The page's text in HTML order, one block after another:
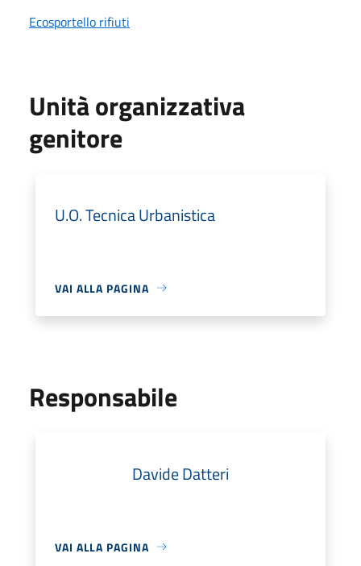
Ecosportello rifiuti
Unità organizzativa
genitore
U.O. Tecnica Urbanistica
VAI ALLA PAGINA
Responsabile
Davide Datteri
VAI ALLA PAGINA